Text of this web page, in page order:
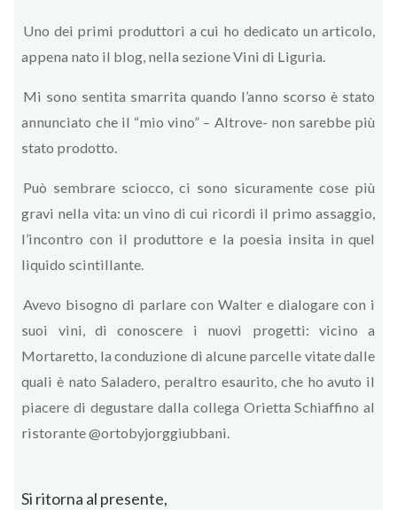
Uno dei primi produttori a cui ho dedicato un articolo,
appena nato il blog, nella sezione Vini di Liguria.
Mi sono sentita smarrita quando l’anno scorso è stato
annunciato che il “mio vino” – Altrove- non sarebbe più
stato prodotto.
Può sembrare sciocco, ci sono sicuramente cose più
gravi nella vita: un vino di cui ricordi il primo assaggio,
l’incontro con il produttore e la poesia insita in quel
liquido scintillante.
Avevo bisogno di parlare con Walter e dialogare con i
suoi vini, di conoscere i nuovi progetti: vicino a
Mortaretto, la conduzione di alcune parcelle vitate dalle
quali è nato Saladero, peraltro esaurito, che ho avuto il
piacere di degustare dalla collega Orietta Schiaffino al
ristorante @ortobyjorggiubbani.
Si ritorna al presente,